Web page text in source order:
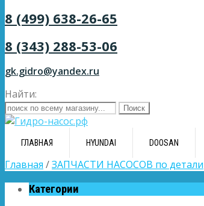
8 (499) 638-26-65
8 (343) 288-53-06
gk.gidro@yandex.ru
Найти:
ГЛАВНАЯ HYUNDAI DOOSAN
Главная /ЗАПЧАСТИ НАСОСОВ по детали
Категории